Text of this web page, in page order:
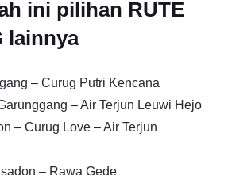
ini pilihan RUTE
lainnya
– Curug Putri Kencana
– Air Terjun Leuwi Hejo
– Curug Love – Air Terjun
– Rawa Gede